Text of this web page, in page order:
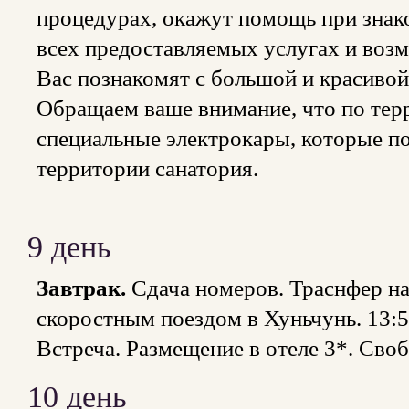
процедурах, окажут помощь при
всех предоставляемых услугах и
Вас познакомят с большой и
Обращаем ваше внимание, что по
специальные электрокары, которые
территории
9 день
Завтрак. Сдача номеров. Траснфер
скоростным поездом в Хуньчунь.
Встреча. Размещение в отеле 3*.
10 день